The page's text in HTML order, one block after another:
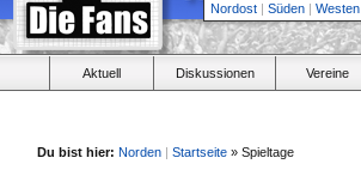
Nordost | Süden | Westen
Aktuell Diskussionen Vereine
Du bist hier: Norden | Startseite » Spieltage